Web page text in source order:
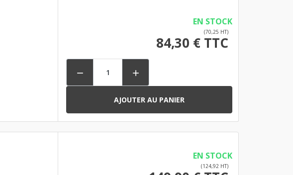
EN STOCK
(70,25 HT)
84,30 € TTC
 
AJOUTER AU PANIER
EN STOCK
(124,92 HT)